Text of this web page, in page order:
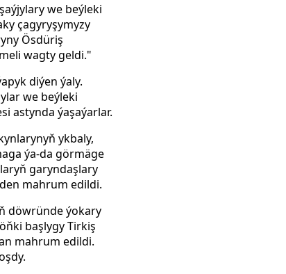
we beýleki
çagyryşymyzy
Ösdüriş
wagty geldi."
diýen ýaly.
we beýleki
astynda ýaşaýarlar.
ykbaly,
ýa-da görmäge
garyndaşlary
mahrum edildi.
döwründe ýokary
başlygy Tirkiş
mahrum edildi.